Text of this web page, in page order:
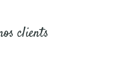
clients